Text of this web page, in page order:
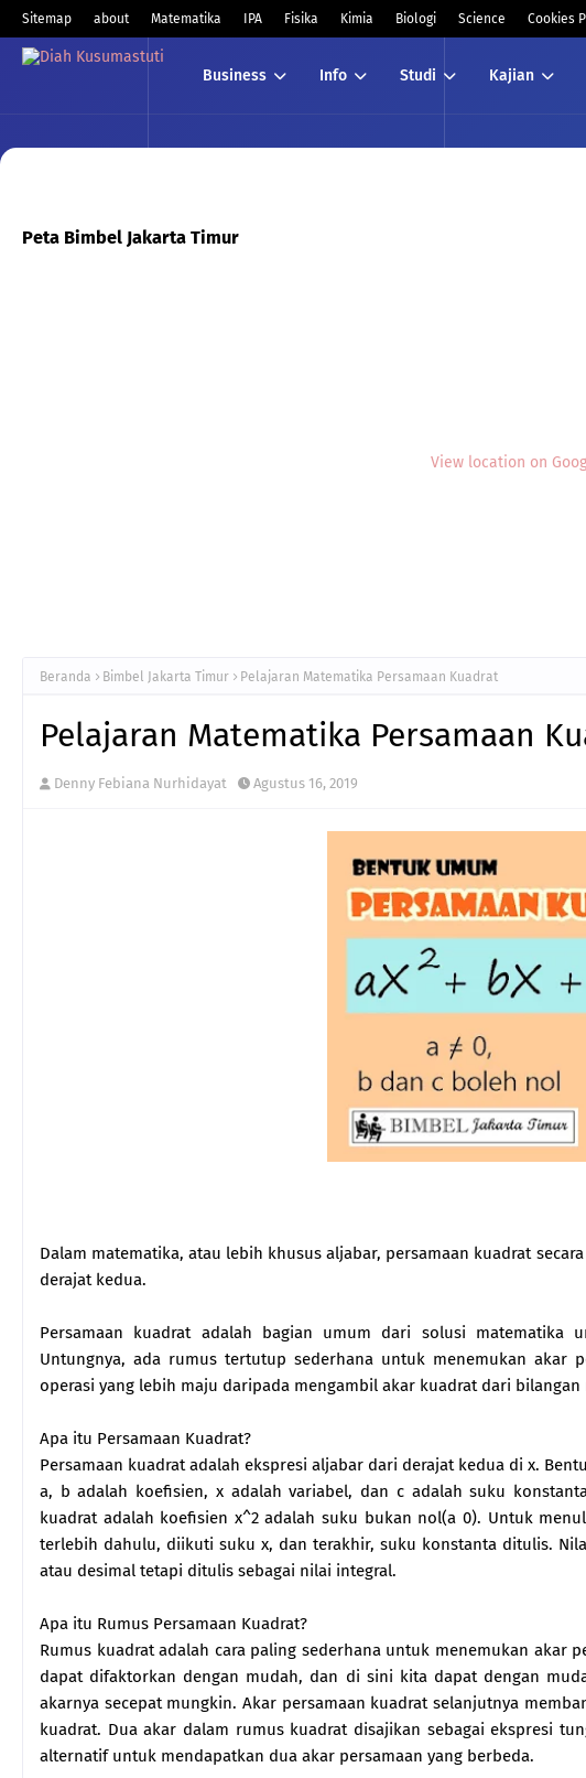
Sitemap about Matematika IPA Fisika Kimia Biologi Science Cookies
Business Info Studi Kajian
Peta Bimbel Jakarta Timur
View location on
Beranda Bimbel Jakarta Timur Pelajaran Matematika Persamaan Kuadrat
Pelajaran Matematika Persamaan
Denny Febiana Nurhidayat Agustus 16, 2019
Dalam matematika, atau lebih khusus aljabar, persamaan kuadrat
derajat kedua.
Persamaan kuadrat adalah bagian umum dari solusi matematika
Untungnya, ada rumus tertutup sederhana untuk menemukan akar
operasi yang lebih maju daripada mengambil akar kuadrat dari bilangan
Apa itu Persamaan Kuadrat?
Persamaan kuadrat adalah ekspresi aljabar dari derajat kedua di x.
a, b adalah koefisien, x adalah variabel, dan c adalah suku
kuadrat adalah koefisien x^2 adalah suku bukan nol(a 0). Untuk
terlebih dahulu, diikuti suku x, dan terakhir, suku konstanta ditulis.
atau desimal tetapi ditulis sebagai nilai integral.
Apa itu Rumus Persamaan Kuadrat?
Rumus kuadrat adalah cara paling sederhana untuk menemukan akar
dapat difaktorkan dengan mudah, dan di sini kita dapat dengan
akarnya secepat mungkin. Akar persamaan kuadrat selanjutnya
kuadrat. Dua akar dalam rumus kuadrat disajikan sebagai ekspresi
alternatif untuk mendapatkan dua akar persamaan yang berbeda.